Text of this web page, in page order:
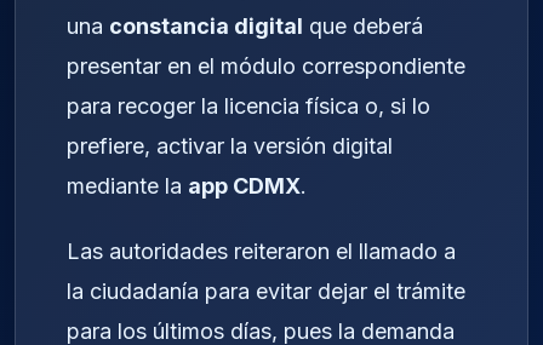
una constancia digital que deberá
presentar en el módulo correspondiente
para recoger la licencia física o, si lo
prefiere, activar la versión digital
mediante la app CDMX.
Las autoridades reiteraron el llamado a
la ciudadanía para evitar dejar el trámite
para los últimos días, pues la demanda